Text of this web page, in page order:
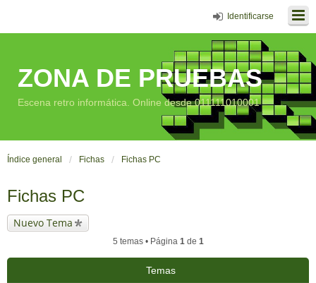
Identificarse
ZONA DE PRUEBAS
Escena retro informática. Online desde 011111010001
Índice general Fichas Fichas PC
Fichas PC
Nuevo Tema
5 temas • Página 1de 1
Temas